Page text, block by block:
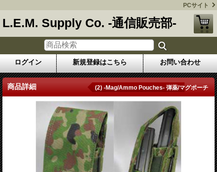
PCサイト
L.E.M. Supply Co. -通信販売部-
ログイン 新規登録はこちら お問い合わせ
商品詳細 (2) -Mag/Ammo Pouches- 弾薬/マグポーチ